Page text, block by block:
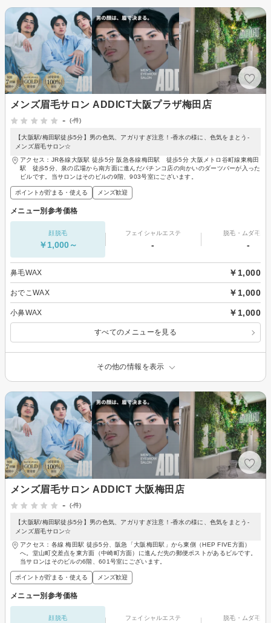
メンズ眉毛サロン ADDICT大阪プラザ梅田店
-
(-件)
【大阪駅/梅田駅徒歩5分】男の色気、アガりすぎ注意！-香水の様に、色気をまとう-
メンズ眉毛サロン☆
アクセス：JR各線大阪駅 徒歩5分 阪急各線梅田駅 徒歩5分 大阪メトロ谷町線東梅田
駅 徒歩5分、泉の広場から南方面に進んだパチンコ店の向かいのダーツバーが入った
ビルです。当サロンはそのビルの9階、903号室にございます。
ポイントが貯まる・使える メンズ歓迎
メニュー別参考価格
顔脱毛
￥1,000～
フェイシャルエステ
-
脱毛・ムダ毛処
-
鼻毛WAX ￥1,000
おでこWAX ￥1,000
小鼻WAX ￥1,000
すべてのメニューを見る
その他の情報を表示
メンズ眉毛サロン ADDICT 大阪梅田店
-
(-件)
【大阪駅/梅田駅徒歩5分】男の色気、アガりすぎ注意！-香水の様に、色気をまとう-
メンズ眉毛サロン☆
アクセス：各線 梅田駅 徒歩5分、阪急「大阪梅田駅」から東側（HEP FIVE方面）
へ。堂山町交差点を東方面（中崎町方面）に進んだ先の郵便ポストがあるビルです。
当サロンはそのビルの6階、601号室にございます。
ポイントが貯まる・使える メンズ歓迎
メニュー別参考価格
顔脱毛 フェイシャルエステ 脱毛・ムダ毛処